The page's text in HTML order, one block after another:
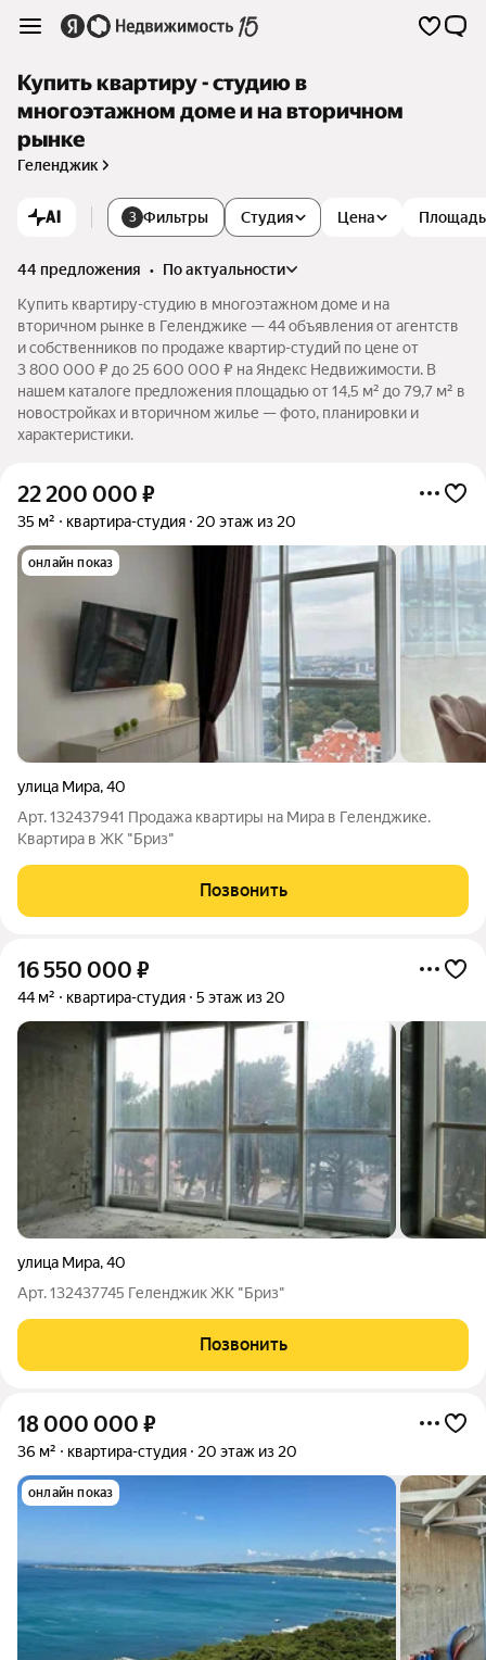
Купить квартиру - студию в
многоэтажном доме и на вторичном
рынке
Геленджик
AI 3 Фильтры Студия Цена Площадь
44 предложения •
по актуальности
Купить квартиру-студию в многоэтажном доме и на
вторичном рынке в Геленджике — 44 объявления от агентств
и собственников по продаже квартир-студий по цене от
3 800 000 ₽ до 25 600 000 ₽ на Яндекс Недвижимости. В
нашем каталоге предложения площадью от 14,5 м² до 79,7 м² в
новостройках и вторичном жилье — фото, планировки и
характеристики.
22 200 000 ₽
35 м² квартира-студия 20 этаж из 20
онлайн показ
улица Мира,40
Арт. 132437941 Продажа квартиры на Мира в Геленджике.
Квартира в ЖК "Бриз"
Позвонить
16 550 000 ₽
44 м² квартира-студия 5 этаж из 20
улица Мира,40
Арт. 132437745 Геленджик ЖК "Бриз"
Позвонить
18 000 000 ₽
36 м² квартира-студия 20 этаж из 20
онлайн показ